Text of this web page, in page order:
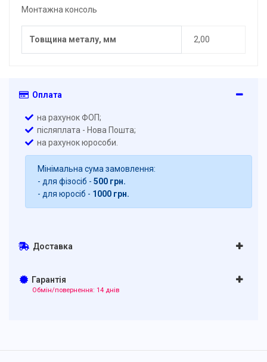
Монтажна консоль
Товщина металу, мм 2,00
Оплата
на рахунок ФОП;
післяплата - Нова Пошта;
на рахунок юрособи.
Мінімальна сума замовлення:
- для фізосіб - 500 грн.
- для юросіб - 1000 грн.
Доставка
Гарантія
Обмін/повернення: 14 днів